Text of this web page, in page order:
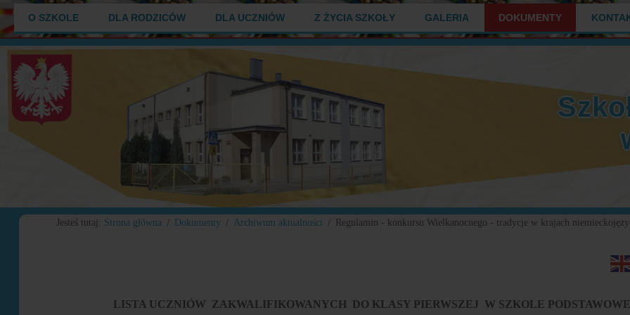
O SZKOLE DLA RODZICÓW DLA UCZNIÓW Z ŻYCIA SZKOŁY GALERIA DOKUMENTY
Jesteś tutaj: Strona główna Dokumenty Archiwum aktualności Regulamin - konkursu Wielkanocnego - tradycje w krajach
LISTA UCZNIÓW ZAKWALIFIKOWANYCH DO KLASY PIERWSZEJ W SZKOLE